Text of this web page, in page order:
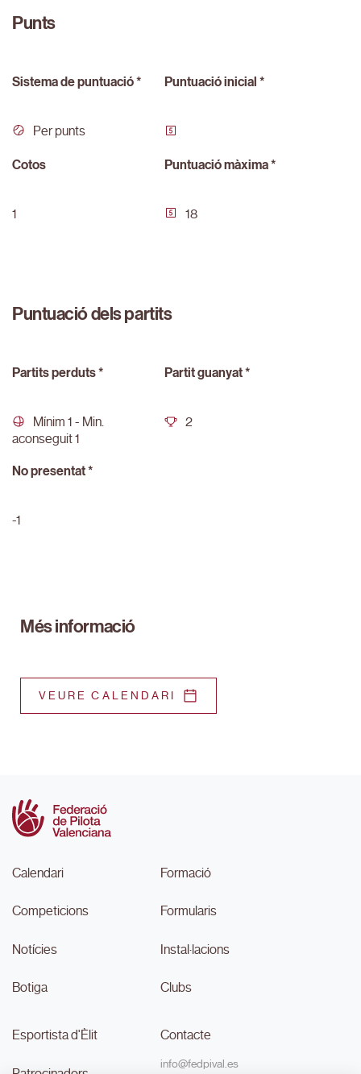
Punts
Sistema de puntuació *
Per punts
Puntuació inicial *
Cotos
1
Puntuació màxima *
18
Puntuació dels partits
Partits perduts *
Mínim 1 - Min.
aconseguit 1
Partit guanyat *
2
No presentat *
-1
Més informació
VEURE CALENDARI
Calendari
Competicions
Notícies
Botiga
Formació
Formularis
Instal·lacions
Clubs
Esportista d'Èlit Contacte
info@fedpival.es